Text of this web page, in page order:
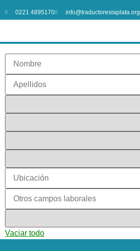
0221 4895170 info@traductoreslaplata.org
Vaciar todo